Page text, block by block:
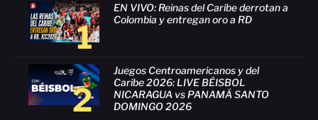
1
EN VIVO: Reinas del Caribe derrotan a
Colombia y entregan oro a RD
2
Juegos Centroamericanos y del
Caribe 2026: LIVE BÉISBOL
NICARAGUA vs PANAMÁ SANTO
DOMINGO 2026